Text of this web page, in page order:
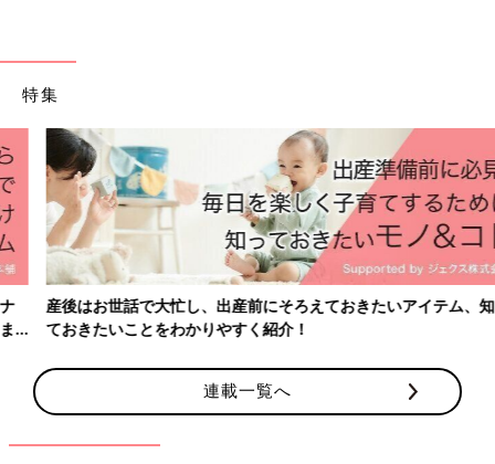
特集
産後はお世話で大忙し、出産前にそろえておきたいアイテム、知っ
ておきたいことをわかりやすく紹介！
連載一覧へ